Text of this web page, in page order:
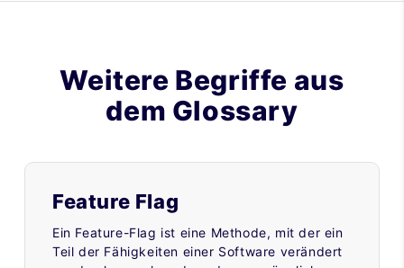
Weitere Begriffe aus
dem Glossary
Feature Flag
Ein Feature-Flag ist eine Methode, mit der ein
Teil der Fähigkeiten einer Software verändert